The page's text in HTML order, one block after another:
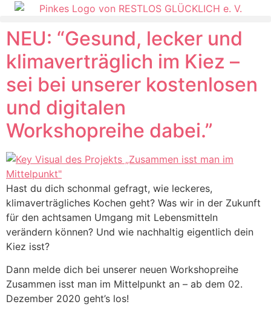
NEU: “Gesund, lecker und
klimaverträglich im Kiez –
sei bei unserer kostenlosen
und digitalen
Workshopreihe dabei.”
Hast du dich schonmal gefragt, wie leckeres,
klimaverträgliches Kochen geht? Was wir in der Zukunft
für den achtsamen Umgang mit Lebensmitteln
verändern können? Und wie nachhaltig eigentlich dein
Kiez isst?
Dann melde dich bei unserer neuen Workshopreihe
Zusammen isst man im Mittelpunkt an – ab dem 02.
Dezember 2020 geht’s los!